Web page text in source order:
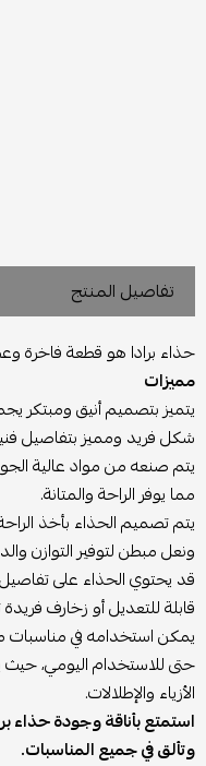
تفاصيل المنتج
حذاء برادا هو قطعة فاخرة
مميزات
يتميز بتصميم أنيق ومبتكر
شكل فريد ومميز بتفاصيل
يتم صنعه من مواد عالية
مما يوفر الراحة والمتانة.
يتم تصميم الحذاء بأخذ
ونعل مبطن لتوفير التوازن
قد يحتوي الحذاء على تفاصيل
قابلة للتعديل أو زخارف
يمكن استخدامه في مناسبات
حتى للاستخدام اليومي،
الأزياء والإطلالات.
استمتع بأناقة وجودة حذاء
وتألق في جميع المناسبات.